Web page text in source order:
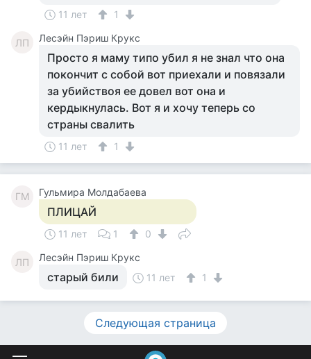
11 лет 1
ЛП Лесэйн Пэриш Крукс
Просто я маму типо убил я не знал что она
покончит с собой вот приехали и повязали
за убийствоя ее довел вот она и
кердыкнулась. Вот я и хочу теперь со
страны свалить
11 лет 1
ГМ Гульмира Молдабаева
ПЛИЦАЙ
11 лет 1 0
ЛП Лесэйн Пэриш Крукс
старый били 11 лет 1
Следующая страница